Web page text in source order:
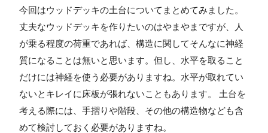
今回はウッドデッキの土台についてまとめてみました。
丈夫なウッドデッキを作りたいのはやまやまですが、人
が乗る程度の荷重であれば、構造に関してそんなに神経
質になることは無いと思います。但し、水平を取ること
だけには神経を使う必要がありますね。水平が取れてい
ないとキレイに床板が張れないこともあります。 土台を
考える際には、手摺りや階段、その他の構造物なども含
めて検討しておく必要がありますね。